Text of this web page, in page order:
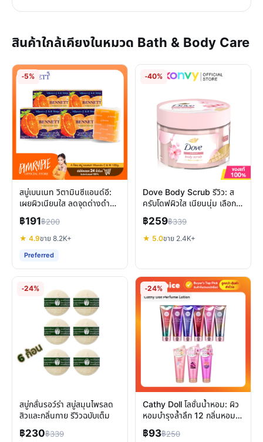
สินค้าใกล้เคียงในหมวด Bath & Body Care
-5%
สบู่เบนเนท วิตามินซีแอนด์อี:
เผยผิวเนียนใส ลดจุดด่างดำ
สุขภาพดี
฿191฿200
★ 4.9ขาย 8.2K+
Preferred
-40%
Dove Body Scrub รีวิว: ส
ครับโดฟผิวใส เนียนนุ่ม เลือก
สูตรไหนดี?
฿259฿339
★ 5.0ขาย 2.4K+
-24%
สบู่กลั่นรอว์ร่า สบู่สมุนไพรลด
สิวและกลิ่นกาย รีวิวฉบับเต็ม
฿230฿339
-24%
Cathy Doll โลชั่นน้ำหอม: ผิว
หอมบำรุงล้ำลึก 12 กลิ่นหอม
ติดทนนาน
฿93฿250